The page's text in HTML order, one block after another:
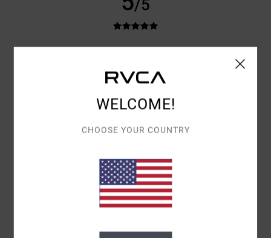
/5
VERIFIZIERTER KAUF
QUALITÄT UND GUTE PASSFORM
Original anzeigen - Français
ICH EMPFEHLE DIESES PRODUKT
WELCOME!
CHOOSE YOUR COUNTRY